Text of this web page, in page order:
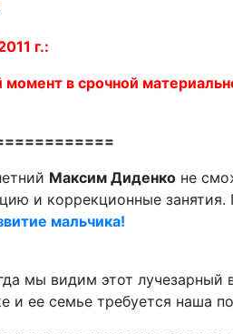
г.:
в срочной
Максим Диденко не
и коррекционные занятия.
мальчика!
мы видим этот лучезарный
и ее семье требуется наша